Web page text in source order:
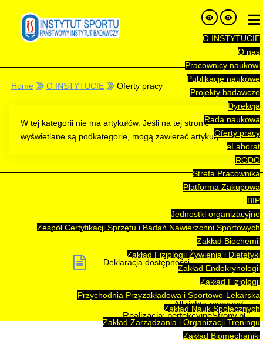
O INSTYTUCIE
O nas
Pracownicy naukowi
Publikacje naukowe
Projekty badawcze
Dyrekcja
Rada naukowa
Oferty pracy
eLaborat
RODO
Strefa Pracownika
Platforma Zakupowa
BIP
Jednostki organizacyjne
Zespół Certyfikacji Sprzętu i Badań Nawierzchni Sportowych
Zakład Biochemii
Zakład Fizjologii Żywienia i Dietetyki
Zakład Endokrynologii
Zakład Fizjologii
Przychodnia Przyzakładowa i Sportowo-Lekarska
Zakład Nauk Społecznych
Zakład Zarządzania i Organizacji Treningu
Zakład Biomechaniki
Home O INSTYTUCIE Oferty pracy
W tej kategorii nie ma artykułów. Jeśli na tej stronie
wyświetlane są podkategorie, mogą zawierać artykuły.
Deklaracja dostępności
Copyright 2021
All rights reserved.
Realizacja: perfekcyjneStrony.pl